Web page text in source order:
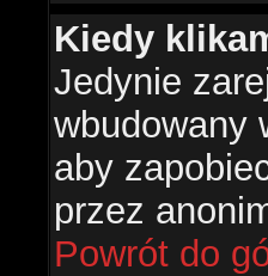
Kiedy
Jedynie
wbudowany
aby
przez
Powrót do